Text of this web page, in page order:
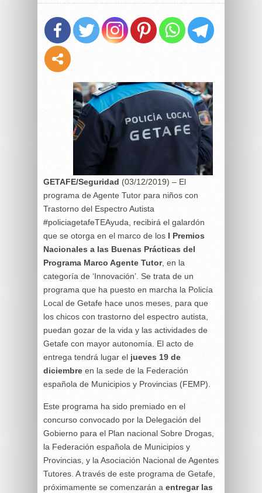
GETAFE/Seguridad (03/12/2019) – El
programa de Agente Tutor para niños con
Trastorno del Espectro Autista
#policiagetafeTEAyuda, recibirá el galardón
que se otorga en el marco de los I Premios
Nacionales a las Buenas Prácticas del
Programa Marco Agente Tutor, en la
categoría de ‘Innovación’. Se trata de un
programa que ha puesto en marcha la Policía
Local de Getafe hace unos meses, para que
los chicos con trastorno del espectro autista,
puedan gozar de la vida y las actividades de
Getafe con mayor autonomía. El acto de
entrega tendrá lugar el jueves 19 de
diciembre en la sede de la Federación
española de Municipios y Provincias (FEMP).
Este programa ha sido premiado en el
concurso convocado por la Delegación del
Gobierno para el Plan nacional Sobre Drogas,
la Federación española de Municipios y
Provincias, y la Asociación Nacional de Agentes
Tutores. A través de este programa de Getafe,
próximamente se comenzarán a entregar las